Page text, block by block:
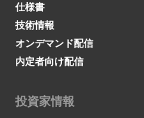
仕様書
技術情報
オンデマンド配信
内定者向け配信
投資家情報